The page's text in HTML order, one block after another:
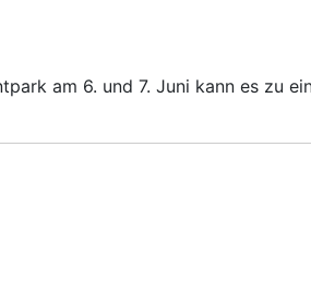
am 6. und 7. Juni kann es zu